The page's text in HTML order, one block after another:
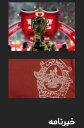
خبرنامه